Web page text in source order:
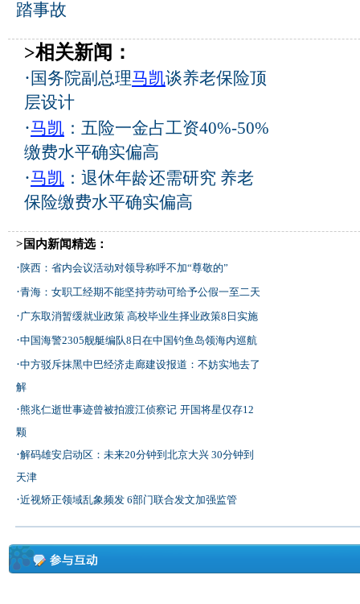
踏事故
>相关新闻：
· 国务院副总理马凯谈养老保险顶
层设计
·马凯 ：五险一金占工资40%-50%
缴费水平确实偏高
·马凯 ：退休年龄还需研究 养老
保险缴费水平确实偏高
>国内新闻精选：
·陕西：省内会议活动对领导称呼不加“尊敬的”
·青海：女职工经期不能坚持劳动可给予公假一至二天
·广东取消暂缓就业政策 高校毕业生择业政策8日实施
·中国海警2305舰艇编队8日在中国钓鱼岛领海内巡航
·中方驳斥抹黑中巴经济走廊建设报道：不妨实地去了
解
·熊兆仁逝世事迹曾被拍渡江侦察记 开国将星仅存12
颗
·解码雄安启动区：未来20分钟到北京大兴 30分钟到
天津
·近视矫正领域乱象频发 6部门联合发文加强监管